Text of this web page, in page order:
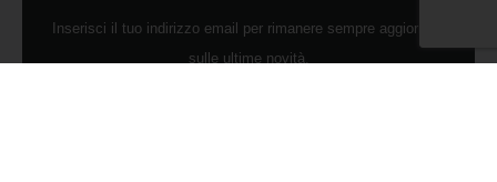
Inserisci il tuo indirizzo email per rimanere sempre aggiornato
sulle ultime novità.